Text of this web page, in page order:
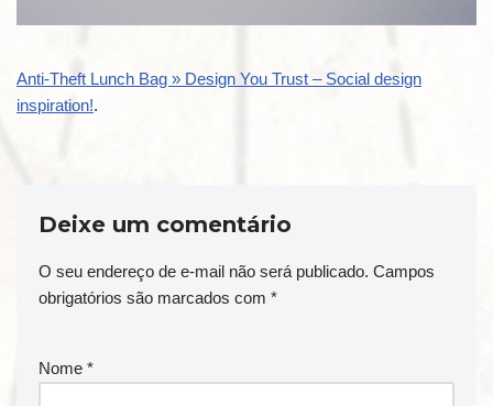
Anti-Theft Lunch Bag » Design You Trust – Social design
inspiration!.
Deixe um comentário
O seu endereço de e-mail não será publicado. Campos
obrigatórios são marcados com *
Nome *